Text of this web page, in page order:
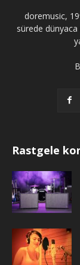
doremusic,
sürede
Rastgele